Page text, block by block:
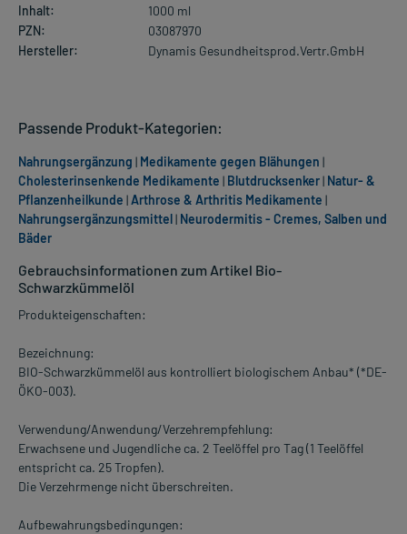
Inhalt:
1000 ml
PZN:
03087970
Hersteller:
Dynamis Gesundheitsprod.Vertr.GmbH
Gebrauchsinformationen zum Artikel Bio-
Schwarzkümmelöl
Produkteigenschaften:
Bezeichnung:
BIO-Schwarzkümmelöl aus kontrolliert biologischem Anbau* (*DE-
ÖKO-003).
Verwendung/Anwendung/Verzehrempfehlung:
Erwachsene und Jugendliche ca. 2 Teelöffel pro Tag (1 Teelöffel
entspricht ca. 25 Tropfen).
Die Verzehrmenge nicht überschreiten.
Aufbewahrungsbedingungen:
Passende Produkt-Kategorien:
Nahrungsergänzung | Medikamente gegen Blähungen |
Cholesterinsenkende Medikamente | Blutdrucksenker| Natur- &
Pflanzenheilkunde |Arthrose & Arthritis Medikamente |
Nahrungsergänzungsmittel| Neurodermitis - Cremes, Salben und
Bäder